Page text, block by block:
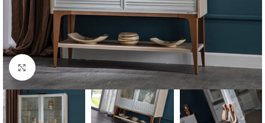
Click to enlarge